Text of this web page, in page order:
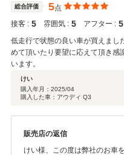
総合評価 5点
接客 : 5 雰囲気 : 5 アフター : 5
低走行で状態の良い車が買えまし
めて頂いたり要望に応えて頂き感
います。
けい
購入年月： 2025/04
購入した車：アウディ Q3
販売店の返信
けい様、この度は弊社のお車